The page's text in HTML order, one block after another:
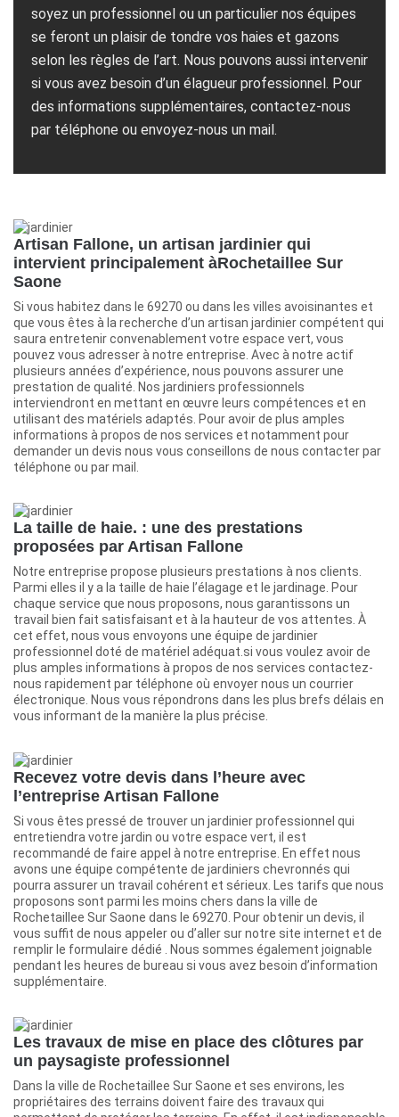
soyez un professionnel ou un particulier nos équipes
se feront un plaisir de tondre vos haies et gazons
selon les règles de l’art. Nous pouvons aussi intervenir
si vous avez besoin d’un élagueur professionnel. Pour
des informations supplémentaires, contactez-nous
par téléphone ou envoyez-nous un mail.
Artisan Fallone, un artisan jardinier qui
intervient principalement àRochetaillee Sur
Saone
Si vous habitez dans le 69270 ou dans les villes avoisinantes et
que vous êtes à la recherche d’un artisan jardinier compétent qui
saura entretenir convenablement votre espace vert, vous
pouvez vous adresser à notre entreprise. Avec à notre actif
plusieurs années d’expérience, nous pouvons assurer une
prestation de qualité. Nos jardiniers professionnels
interviendront en mettant en œuvre leurs compétences et en
utilisant des matériels adaptés. Pour avoir de plus amples
informations à propos de nos services et notamment pour
demander un devis nous vous conseillons de nous contacter par
téléphone ou par mail.
La taille de haie. : une des prestations
proposées par Artisan Fallone
Notre entreprise propose plusieurs prestations à nos clients.
Parmi elles il y a la taille de haie l’élagage et le jardinage. Pour
chaque service que nous proposons, nous garantissons un
travail bien fait satisfaisant et à la hauteur de vos attentes. À
cet effet, nous vous envoyons une équipe de jardinier
professionnel doté de matériel adéquat.si vous voulez avoir de
plus amples informations à propos de nos services contactez-
nous rapidement par téléphone où envoyer nous un courrier
électronique. Nous vous répondrons dans les plus brefs délais en
vous informant de la manière la plus précise.
Recevez votre devis dans l’heure avec
l’entreprise Artisan Fallone
Si vous êtes pressé de trouver un jardinier professionnel qui
entretiendra votre jardin ou votre espace vert, il est
recommandé de faire appel à notre entreprise. En effet nous
avons une équipe compétente de jardiniers chevronnés qui
pourra assurer un travail cohérent et sérieux. Les tarifs que nous
proposons sont parmi les moins chers dans la ville de
Rochetaillee Sur Saone dans le 69270. Pour obtenir un devis, il
vous suffit de nous appeler ou d’aller sur notre site internet et de
remplir le formulaire dédié . Nous sommes également joignable
pendant les heures de bureau si vous avez besoin d’information
supplémentaire.
Les travaux de mise en place des clôtures par
un paysagiste professionnel
Dans la ville de Rochetaillee Sur Saone et ses environs, les
propriétaires des terrains doivent faire des travaux qui